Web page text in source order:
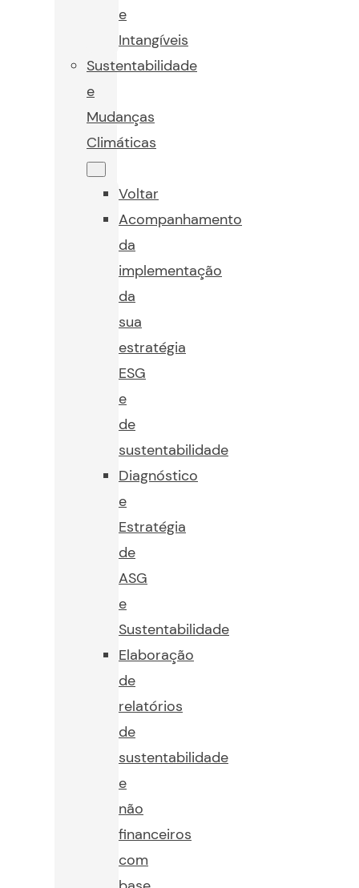
e
Intangíveis
Sustentabilidade
e
Mudanças
Climáticas
Voltar
Acompanhamento
da
implementação
da
sua
estratégia
ESG
e
de
sustentabilidade
Diagnóstico
e
Estratégia
de
ASG
e
Sustentabilidade
Elaboração
de
relatórios
de
sustentabilidade
e
não
financeiros
com